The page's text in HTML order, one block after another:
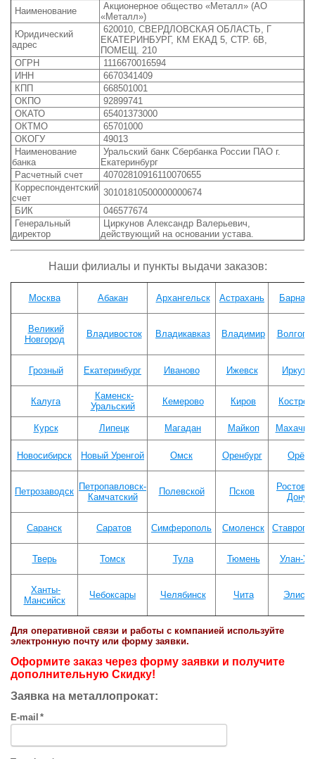
Наименование
Акционерное общество «Металл» (АО
«Металл»)
Юридический
адрес
620010, СВЕРДЛОВСКАЯ ОБЛАСТЬ, Г
ЕКАТЕРИНБУРГ, КМ ЕКАД 5, СТР. 6В,
ПОМЕЩ. 210
ОГРН
1116670016594
ИНН
6670341409
КПП
668501001
ОКПО
92899741
ОКАТО
65401373000
ОКТМО
65701000
ОКОГУ
49013
Наименование
банка
Уральский банк Сбербанка России ПАО г.
Екатеринбург
Расчетный счет
40702810916110070655
Корреспондентский
счет
30101810500000000674
БИК
046577674
Генеральный
директор
Циркунов Александр Валерьевич,
действующий на основании устава.
Наши филиалы и пункты выдачи заказов:
Москва Абакан Архангельск Астрахань Барнаул
Великий
Новгород
Владивосток Владикавказ Владимир
Грозный Екатеринбург Иваново Ижевск Иркутск
Калуга
Каменск-
Уральский
Кемерово Киров
Курск Липецк Магадан Майкоп
Новосибирск Новый Уренгой Омск Оренбург Орёл
Петрозаводск Петропавловск-
Камчатский
Полевской Псков
Ростов-
Дону
Саранск Саратов Симферополь Смоленск
Тверь Томск Тула Тюмень Улан-
Ханты-
Мансийск
Чебоксары Челябинск Чита Элиста
Для оперативной связи и работы с компанией используйте
электронную почту или форму заявки.
Оформите заказ через форму заявки и получите
дополнительную Скидку!
Заявка на металлопрокат:
E-mail *